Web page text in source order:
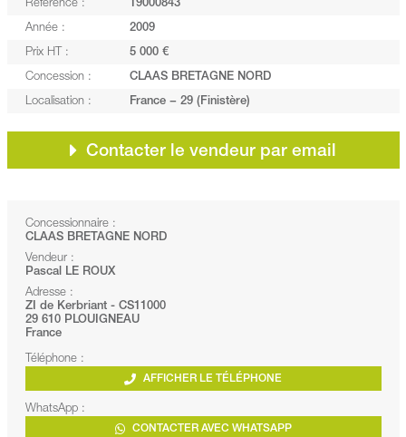
Référence : 19000843
Année : 2009
Prix HT : 5 000 €
Concession : CLAAS BRETAGNE NORD
Localisation : France − 29 (Finistère)
Contacter le vendeur par email
Concessionnaire :
CLAAS BRETAGNE NORD
Vendeur :
Pascal LE ROUX
Adresse :
ZI de Kerbriant - CS11000
29 610 PLOUIGNEAU
France
Téléphone :
AFFICHER LE TÉLÉPHONE
WhatsApp :
CONTACTER AVEC WHATSAPP